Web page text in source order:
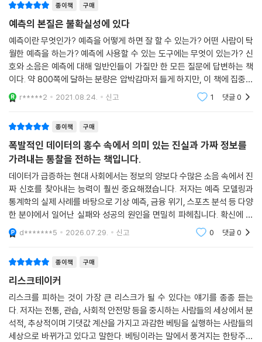
다.
1부에서는 최근의 금융위기를 둘러싼 예측의 실패, 야구 분야의 예측 성공,
접근방법론에 따라 예측의 성공과 실패가 갈리는 정치 분야를 다룬다. ‘예
측’에 내재하는 가장 근본적인 몇 가지 의문을 깊이 탐구한다.
2부에서는 기상 변화, 지진 예측, 경제 동향, 전염병 확산 등을 둘러싸고 몇
가지 역동적 체계를 하나씩 들여다본다. 내로라하는 과학자들이 오랜 시간
은 한층 어렵고 까다롭다. 그런 만큼 이들 분야에서 예측이 언제나 잘 맞을
수는 없다.
3부에서는 통계 확률 기법을 이용한 해결책에 주목한다. 네이트 실버가 신
호와 소음을 구분하기 위해 사용하는 도구 중 가장 중요한 것은 통계학의
‘베이즈 정리(Bayes’s theorem)’다. 이는 사전 확률을 도출한 뒤 새 정
보가 나오면 가장 가능성 있는 것을 골라 적용해 사후 확률을 개선해 나가
는 방법이다. 베이즈 정리를 활용해서 승승장구하는 프로 스포츠 도박사를
소개하는 데 이어 체스와 포커 게임을 다룬다. 스포츠와 게임은 명확한 규
칙을 따른다는 점에서 우리의 여러 예측 기술을 검증하는 실험실 역할을
전하게 이해하고, 정보를 지식으로 변환하는 방식도 통찰할 수 있을 것이
다.
4부에서는 베이즈 정리를 좀 더 실존적인 유형의 문제에 적용하여 지구온
난화, 테러, 금융시장 거품 문제를 다룬다. 이들은 사회 전체에 위협적인 과
제임은 물론 예측 전문가들에게는 까다로운 과제다. 해결방법이 전혀 없지
는 않다. 이 같은 과제에 기꺼이 맞설 각오가 서 있기만 하다면, 우리가 사
종이책 구매
예측의 본질은 불확실성에 있다
예측이란 무엇인가? 예측을 어떻게 하면 잘 할 수 있는가? 어떤 사람이 탁
월한 예측을 하는가? 예측에 사용할 수 있는 도구에는 무엇이 있는가? 신
호와 소음은 예측에 대해 일반인들이 가질만 한 모든 질문에 답변하는 책
이다. 약 800쪽에 달하는 분량은 압박감마저 들게 하지만, 이 책에 집중하
는 순간부터 800쪽이라는 방대한 분량도 아쉬워진다. 현대 사회는 그 어
떤 때보다
r*****2 2021.08.24. 신고 1 댓글0
종이책 구매
폭발적인 데이터의 홍수 속에서 의미 있는 진실과 가짜 정보를
가려내는 통찰을 전하는 책입니다.
데이터가 급증하는 현대 사회에서는 정보의 양보다 수많은 소음 속에서 진
짜 신호를 찾아내는 능력이 훨씬 중요해졌습니다. 저자는 예측 모델링과
통계학의 실제 사례를 바탕으로 기상 예측, 금융 위기, 스포츠 분석 등 다양
한 분야에서 일어난 실패와 성공의 원인을 면밀히 파헤칩니다. 확신에 찬
단순한 예측의 위험성을 경고하고, 베이즈 정리처럼 새로운 정보에 맞춰
끊임없이 나의
d*******5 2026.07.29. 신고 0 댓글0
종이책 구매
리스크테이커
리스크를 피하는 것이 가장 큰 리스크가 될 수 있다는 얘기를 종종 듣는
다. 저자는 전통, 관습, 사회적 안전망 등을 중시하는 사람들의 세상에서 분
석적, 추상적이며 기댓값 계산을 가지고 과감한 베팅을 실행하는 사람들의
세상으로 바뀌가고 있다고 말한다. 베팅이라는 말에서 풍겨지는 한탕주의